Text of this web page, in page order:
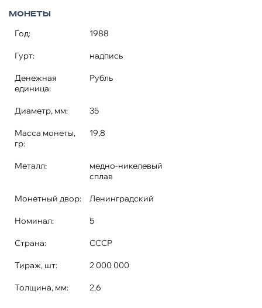
Монеты
Год: 1988
Гурт: надпись
Денежная
единица:
Рубль
Диаметр, мм: 35
Масса монеты,
гр:
19,8
Металл:
медно-никелевый
сплав
Монетный двор: Ленинградский
Номинал: 5
Страна: СССР
Тираж, шт: 2 000 000
Толщина, мм: 2,6